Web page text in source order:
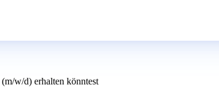
w/d) erhalten könntest